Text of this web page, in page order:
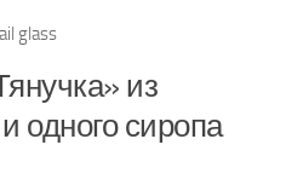
glass
из
одного сиропа